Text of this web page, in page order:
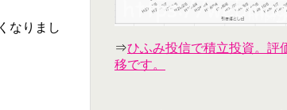
なりまし
⇒ひふみ投信で積立投資。評
移です。